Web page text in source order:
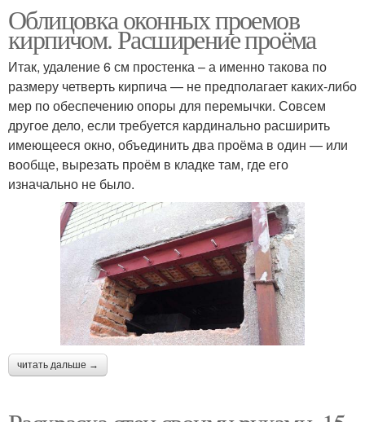
Облицовка оконных проемов
кирпичом. Расширение проёма
Итак, удаление 6 см простенка – а именно такова по
размеру четверть кирпича — не предполагает каких-либо
мер по обеспечению опоры для перемычки. Совсем
другое дело, если требуется кардинально расширить
имеющееся окно, объединить два проёма в один — или
вообще, вырезать проём в кладке там, где его
изначально не было.
читать дальше →